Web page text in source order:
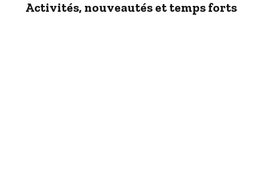
Activités, nouveautés et temps forts